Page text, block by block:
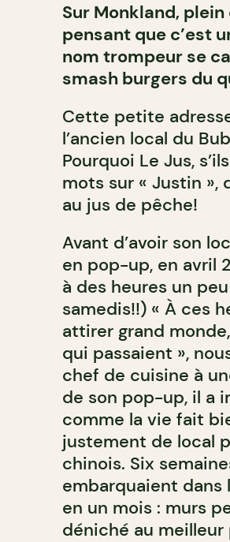
Sur Monkland,
pensant que c’est
nom trompeur se
smash burgers du
Cette petite
l’ancien local du
Pourquoi Le Jus,
mots sur « Justin »,
au jus de pêche!
Avant d’avoir son
en pop-up, en avril
à des heures un
samedis!!) « À ces
attirer grand
qui passaient »,
chef de cuisine à
de son pop-up, il a
comme la vie fait
justement de local
chinois. Six
embarquaient dans
en un mois : murs
déniché au